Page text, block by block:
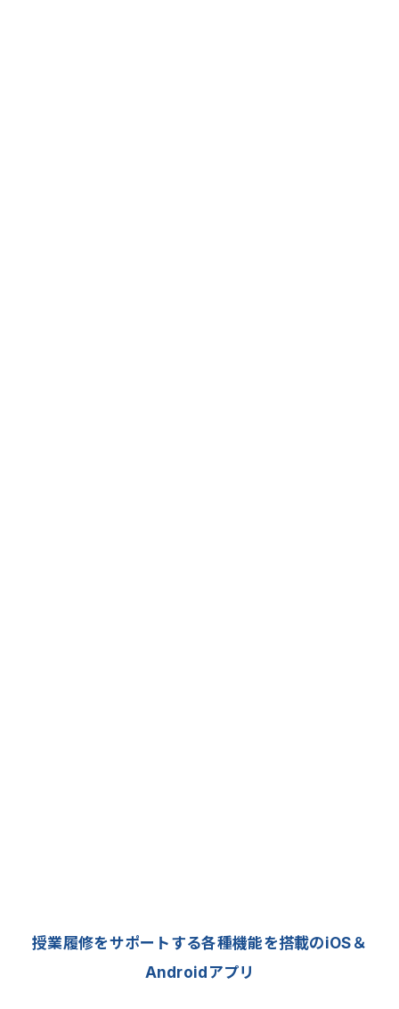
授業履修をサポートする各種機能を搭載のiOS＆
Androidアプリ